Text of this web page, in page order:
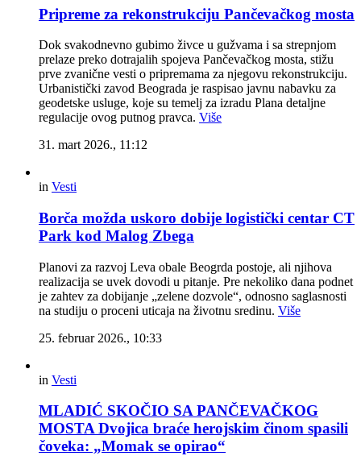
Pripreme za rekonstrukciju Pančevačkog mosta
Dok svakodnevno gubimo živce u gužvama i sa strepnjom
prelaze preko dotrajalih spojeva Pančevačkog mosta, stižu
prve zvanične vesti o pripremama za njegovu rekonstrukciju.
Urbanistički zavod Beograda je raspisao javnu nabavku za
geodetske usluge, koje su temelj za izradu Plana detaljne
regulacije ovog putnog pravca. Više
31. mart 2026., 11:12
in Vesti
Borča možda uskoro dobije logistički centar CT
Park kod Malog Zbega
Planovi za razvoj Leva obale Beogrda postoje, ali njihova
realizacija se uvek dovodi u pitanje. Pre nekoliko dana podnet
je zahtev za dobijanje „zelene dozvole“, odnosno saglasnosti
na studiju o proceni uticaja na životnu sredinu. Više
25. februar 2026., 10:33
in Vesti
MLADIĆ SKOČIO SA PANČEVAČKOG
MOSTA Dvojica braće herojskim činom spasili
čoveka: „Momak se opirao“